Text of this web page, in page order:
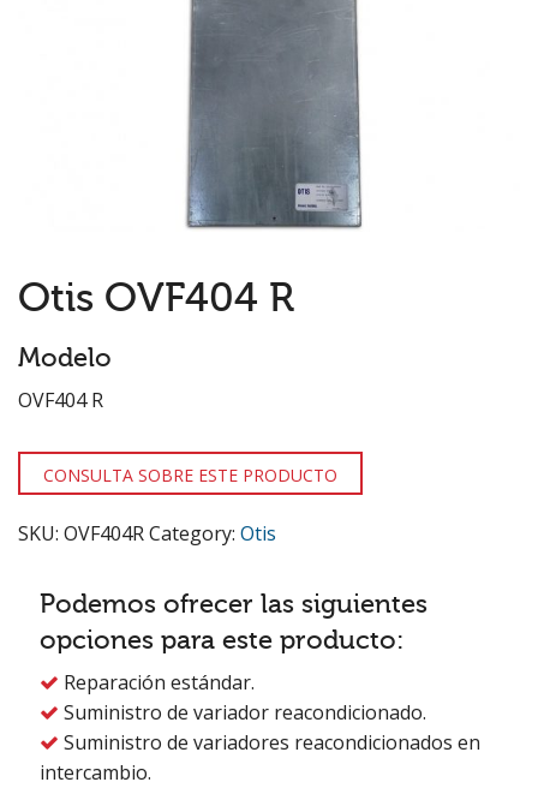
Otis OVF404 R
Modelo
OVF404 R
CONSULTA SOBRE ESTE PRODUCTO
SKU: OVF404RCategory: Otis
Podemos ofrecer las siguientes
opciones para este producto:
 Reparación estándar.
 Suministro de variador reacondicionado.
 Suministro de variadores reacondicionados en
intercambio.